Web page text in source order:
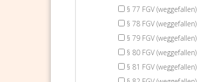
§ 77 FGV (weggefallen)
§ 78 FGV (weggefallen)
§ 79 FGV (weggefallen)
§ 80 FGV (weggefallen)
§ 81 FGV (weggefallen)